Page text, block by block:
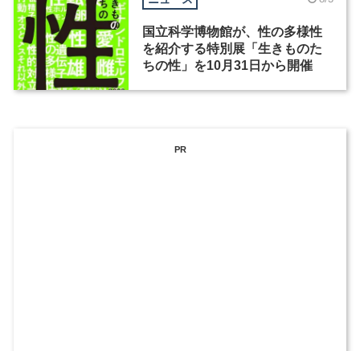
国立科学博物館が、性の多様性
を紹介する特別展「生きものた
ちの性」を10月31日から開催
PR